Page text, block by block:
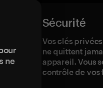
ne
Sécurité
Vos clés
ne quittent
appareil. Vous
contrôle de vos